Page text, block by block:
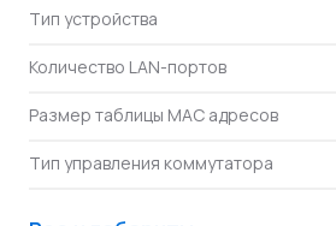
Тип устройства
Количество LAN-портов
Размер таблицы MAC адресов
Тип управления коммутатора